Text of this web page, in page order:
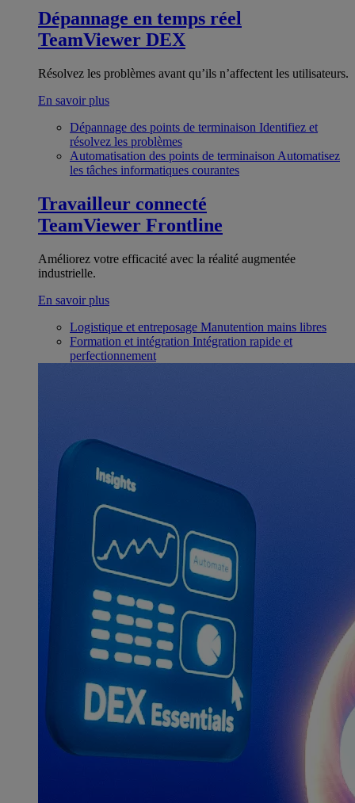
Dépannage en temps réel
TeamViewer DEX
Résolvez les problèmes avant qu’ils n’affectent les utilisateurs.
En savoir plus
Dépannage des points de terminaison Identifiez et
résolvez les problèmes
Automatisation des points de terminaison Automatisez
les tâches informatiques courantes
Travailleur connecté
TeamViewer Frontline
Améliorez votre efficacité avec la réalité augmentée
industrielle.
En savoir plus
Logistique et entreposage Manutention mains libres
Formation et intégration Intégration rapide et
perfectionnement